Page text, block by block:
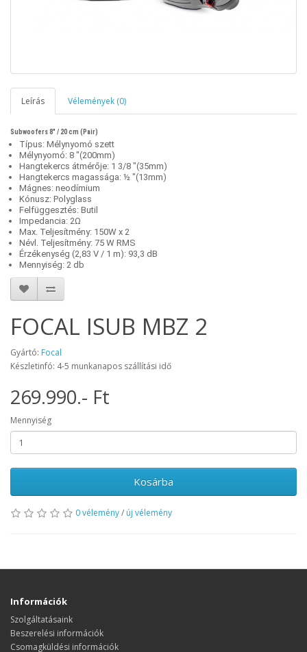
Leírás Vélemények (0)
Subwoofers 8" / 20 cm (Pair)
Típus: Mélynyomó szett
Mélynyomó: 8 "(200mm)
Hangtekercs átmérője: 1 3/8 "(35mm)
Hangtekercs magassága: ½ "(13mm)
Mágnes: neodímium
Kónusz: Polyglass
Felfüggesztés: Butil
Impedancia: 2Ω
Max. Teljesítmény: 150W x 2
Névl. Teljesítmény: 75 W RMS
Érzékenység (2,83 V / 1 m): 93,3 dB
Mennyiség: 2 db
FOCAL ISUB MBZ 2
Gyártó: Focal
Készletinfó: 4-5 munkanapos szállítási idő
269.990.- Ft
Mennyiség
Kosárba
0 vélemény/ új vélemény
Információk
Szolgáltatásaink
Beszerelési információk
Csomagküldési információk